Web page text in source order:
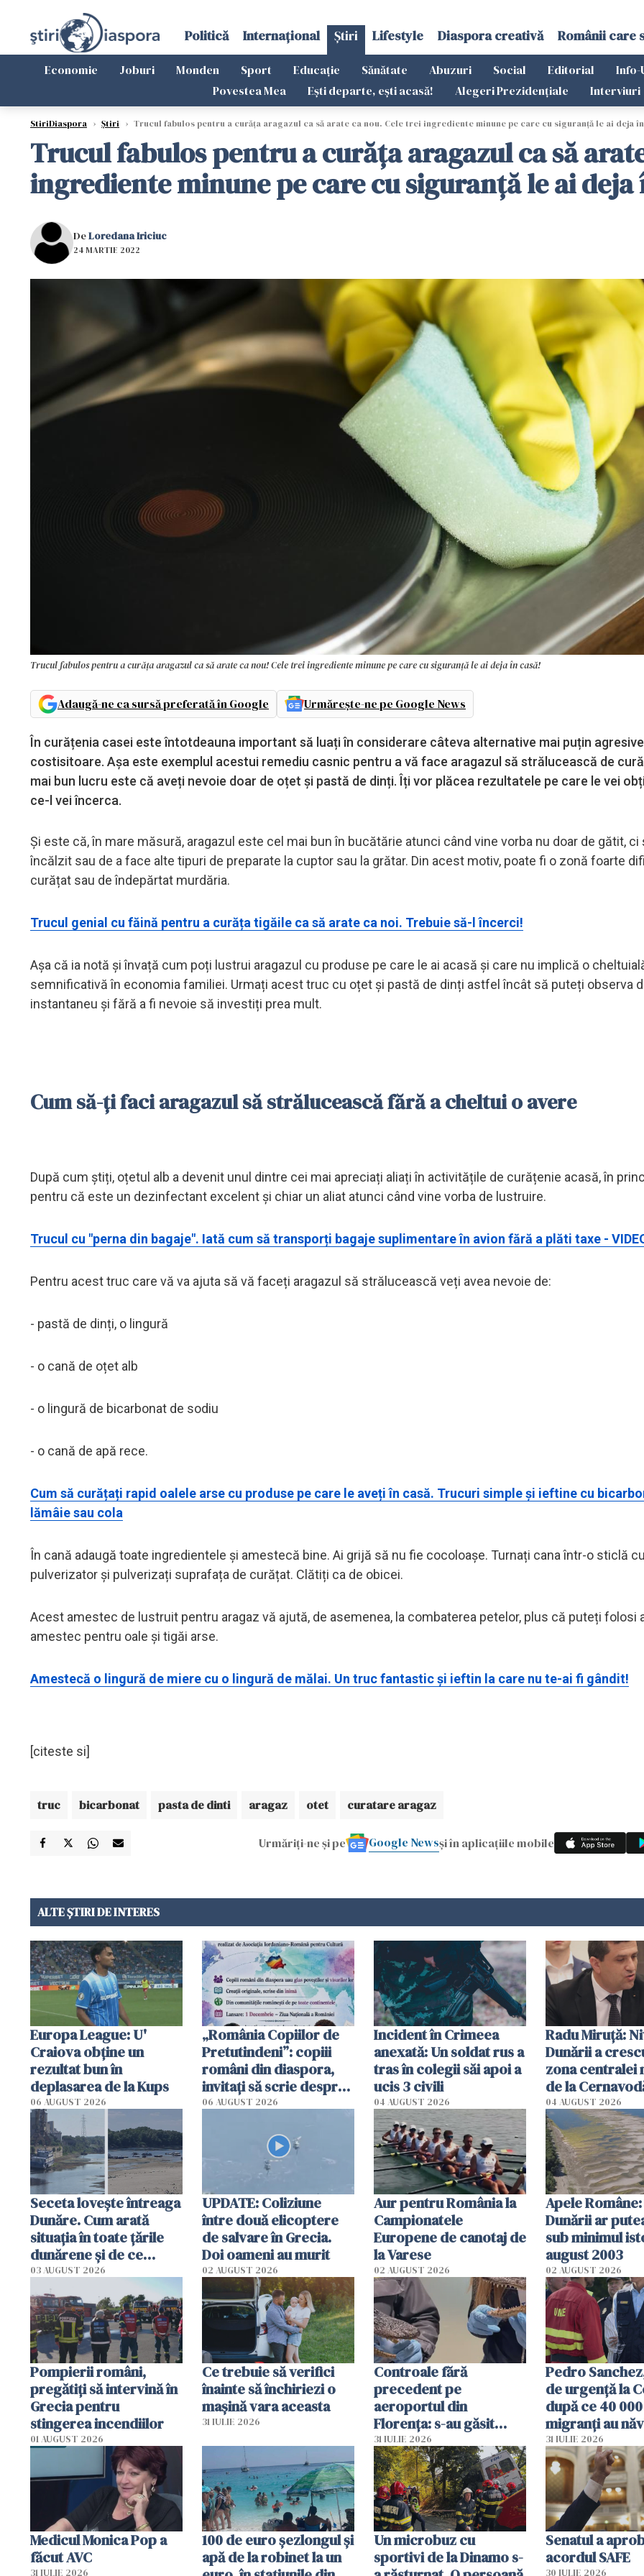
Politică Internațional Știri Lifestyle Diaspora creativă Românii care
Economie Joburi Monden Sport Educație Sănătate Abuzuri Social Editorial Info-
Povestea Mea
Ești departe, ești acasă! Alegeri Prezidențiale Interviuri
StiriDiaspora › Știri › Trucul fabulos pentru a curăța aragazul ca să arate ca nou. Cele trei ingrediente minune pe care cu siguranță le ai deja
Trucul fabulos pentru a curăța aragazul ca să
ingrediente minune pe care cu siguranță le ai deja
DeLoredana Iriciuc
24 MARTIE 2022
Trucul fabulos pentru a curăța aragazul ca să arate ca nou! Cele trei ingrediente minune pe care cu siguranță le ai deja în casă!
Adaugă-ne ca sursă preferată în Google Urmărește-ne pe Google News
În curățenia casei este întotdeauna important să luați în considerare câteva alternative mai puțin
costisitoare. Așa este exemplul acestui remediu casnic pentru a vă face aragazul să strălucească de
mai bun lucru este că aveți nevoie doar de oțet și pastă de dinți. Îți vor plăcea rezultatele pe care le vei
ce-l vei încerca.
Și este că, în mare măsură, aragazul este cel mai bun în bucătărie atunci când vine vorba nu doar de gătit, ci
încălzit sau de a face alte tipuri de preparate la cuptor sau la grătar. Din acest motiv, poate fi o zonă foarte
curățat sau de îndepărtat murdăria.
Trucul genial cu făină pentru a curăța tigăile ca să arate ca noi. Trebuie să-l încerci!
Așa că ia notă și învață cum poți lustrui aragazul cu produse pe care le ai acasă și care nu implică o
semnificativă în economia familiei. Urmați acest truc cu oțet și pastă de dinți astfel încât să puteți observa
instantaneu și fără a fi nevoie să investiți prea mult.
Cum să-ți faci aragazul să strălucească fără a cheltui o avere
După cum știți, oțetul alb a devenit unul dintre cei mai apreciați aliați în activitățile de curățenie acasă, în
pentru că este un dezinfectant excelent și chiar un aliat atunci când vine vorba de lustruire.
Trucul cu "perna din bagaje". Iată cum să transporți bagaje suplimentare în avion fără a plăti taxe -
Pentru acest truc care vă va ajuta să vă faceți aragazul să strălucească veți avea nevoie de:
- pastă de dinți, o lingură
- o cană de oțet alb
- o lingură de bicarbonat de sodiu
- o cană de apă rece.
Cum să curățați rapid oalele arse cu produse pe care le aveți în casă. Trucuri simple și ieftine cu
lămâie sau cola
În cană adaugă toate ingredientele și amestecă bine. Ai grijă să nu fie cocoloașe. Turnați cana într-o sticlă cu
pulverizator și pulverizați suprafața de curățat. Clătiți ca de obicei.
Acest amestec de lustruit pentru aragaz vă ajută, de asemenea, la combaterea petelor, plus că puteți folosi
amestec pentru oale și tigăi arse.
Amestecă o lingură de miere cu o lingură de mălai. Un truc fantastic și ieftin la care nu te-ai fi gândit!
[citeste si]
truc bicarbonat pasta de dinti aragaz otet curatare aragaz
Urmăriți-ne și pe Google Newsși în aplicațiile mobile
ALTE ȘTIRI DE INTERES
Europa League: U'
Craiova obține un
rezultat bun în
deplasarea de la Kups
06 AUGUST 2026
„România Copiilor de
Pretutindeni”: copiii
români din diaspora,
invitați să scrie despre
România într-un volum
06 AUGUST 2026
Incident în Crimeea
anexată: Un soldat rus a
tras în colegii săi apoi a
ucis 3 civili
04 AUGUST 2026
Radu Miruţă:
Dunării a
zona centralei
de la
cm faţă de
04 AUGUST 2026
Seceta lovește întreaga
Dunăre. Cum arată
situația în toate țările
dunărene și de ce
România resimte
efectele, deși a plouat
în iulie
03 AUGUST 2026
UPDATE: Coliziune
între două elicoptere
de salvare în Grecia.
Doi oameni au murit
02 AUGUST 2026
Aur pentru România la
Campionatele
Europene de canotaj de
la Varese
02 AUGUST 2026
Apele
Dunării ar
sub minimul
august 2003
02 AUGUST 2026
Pompierii români,
pregătiţi să intervină în
Grecia pentru
stingerea incendiilor
01 AUGUST 2026
Ce trebuie să verifici
înainte să închiriezi o
mașină vara aceasta
31 IULIE 2026
Controale fără
precedent pe
aeroportul din
Florența: s-au găsit
capete de aligator și o
sumă imensă de bani
31 IULIE 2026
Pedro
de urgență la
după ce 40
migranți au
teritoriul
mobiliza toate
resursele"
31 IULIE 2026
Medicul Monica Pop a
făcut AVC
31 IULIE 2026
100 de euro șezlongul și
apă de la robinet la un
Un microbuz cu
sportivi de la Dinamo s-
Senatul a
acordul SAFE
30 IULIE 2026